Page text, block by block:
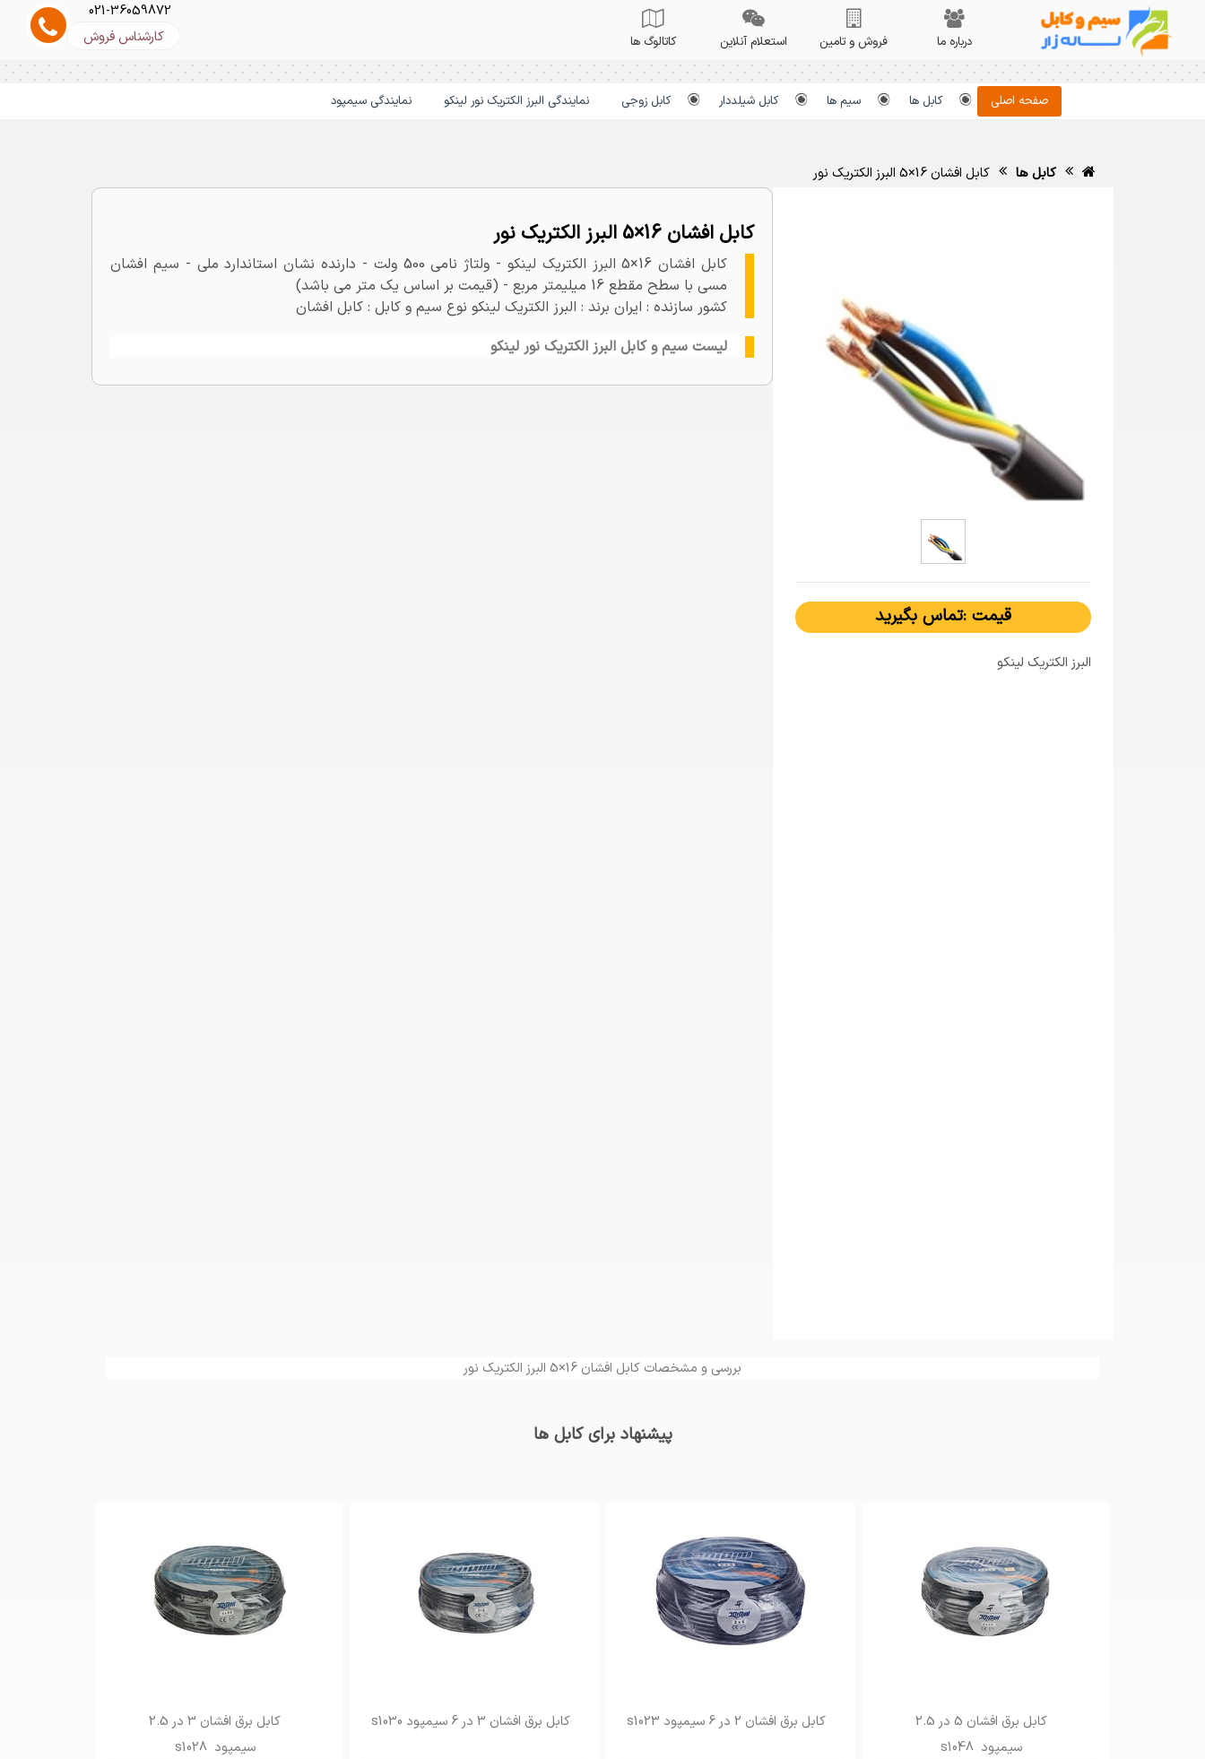
درباره ما فروش و تامین استعلام آنلاین کاتالوگ ها
021-36059872
کارشناس فروش
صفحه اصلی کابل ها سیم ها کابل شیلددار کابل زوجی نمایندگی البرز الکتریک نور لینکو نمایندگی سیمپود
کابل ها کابل افشان 16×5 البرز الکتریک نور
قیمت :تماس بگیرید
البرز الکتریک لینکو
کابل افشان 16×5 البرز الکتریک نور
کابل افشان 16×5 البرز الکتریک لینکو - ولتاژ نامی 500 ولت - دارنده نشان استاندارد ملی - سیم افشان
مسی با سطح مقطع 16 میلیمتر مربع - (قیمت بر اساس یک متر می باشد)
کشور سازنده : ایران برند : البرز الکتریک لینکو نوع سیم و کابل : کابل افشان
لیست سیم و کابل البرز الکتریک نور لینکو
بررسی و مشخصات کابل افشان 16×5 البرز الکتریک نور
پیشنهاد برای کابل ها
کابل برق افشان 5 در 2.5
سیمپود s1048
کابل برق افشان 2 در 6 سیمپود s1023 کابل برق افشان 3 در 6 سیمپود s1030
کابل برق افشان 3 در 2.5
سیمپود s1028